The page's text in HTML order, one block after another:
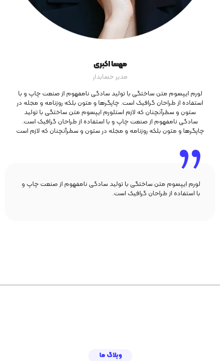
مهسا اکبری
مدیر حسابدار
لورم ایپسوم متن ساختگی با تولید سادگی نامفهوم از صنعت چاپ و با
استفاده از طراحان گرافیک است. چاپگرها و متون بلکه روزنامه و مجله در
ستون و سطرآنچنان که لازم استلورم ایپسوم متن ساختگی با تولید
سادگی نامفهوم از صنعت چاپ و با استفاده از طراحان گرافیک است.
چاپگرها و متون بلکه روزنامه و مجله در ستون و سطرآنچنان که لازم است
لورم ایپسوم متن ساختگی با تولید سادگی نامفهوم از صنعت چاپ و
با استفاده از طراحان گرافیک است.
وبلاگ ما